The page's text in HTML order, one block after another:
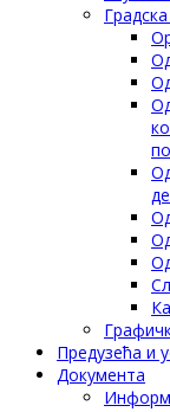
Предузећа и
Документа